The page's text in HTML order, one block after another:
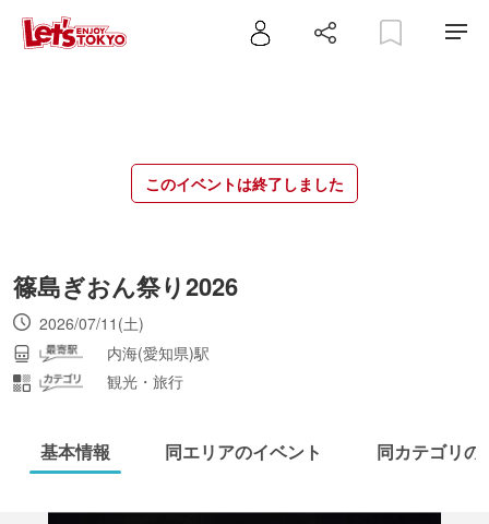
このイベントは終了しました
篠島ぎおん祭り2026
2026/07/11(土)
内海(愛知県)駅
観光・旅行
基本情報 同エリアのイベント 同カテゴリの